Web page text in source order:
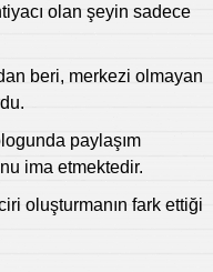
olan şeyin sadece
beri, merkezi olmayan
paylaşım
ima etmektedir.
oluşturmanın fark ettiği